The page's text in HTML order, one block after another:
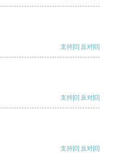
支持[0] 反对[0]
支持[0] 反对[0]
支持[0] 反对[0]